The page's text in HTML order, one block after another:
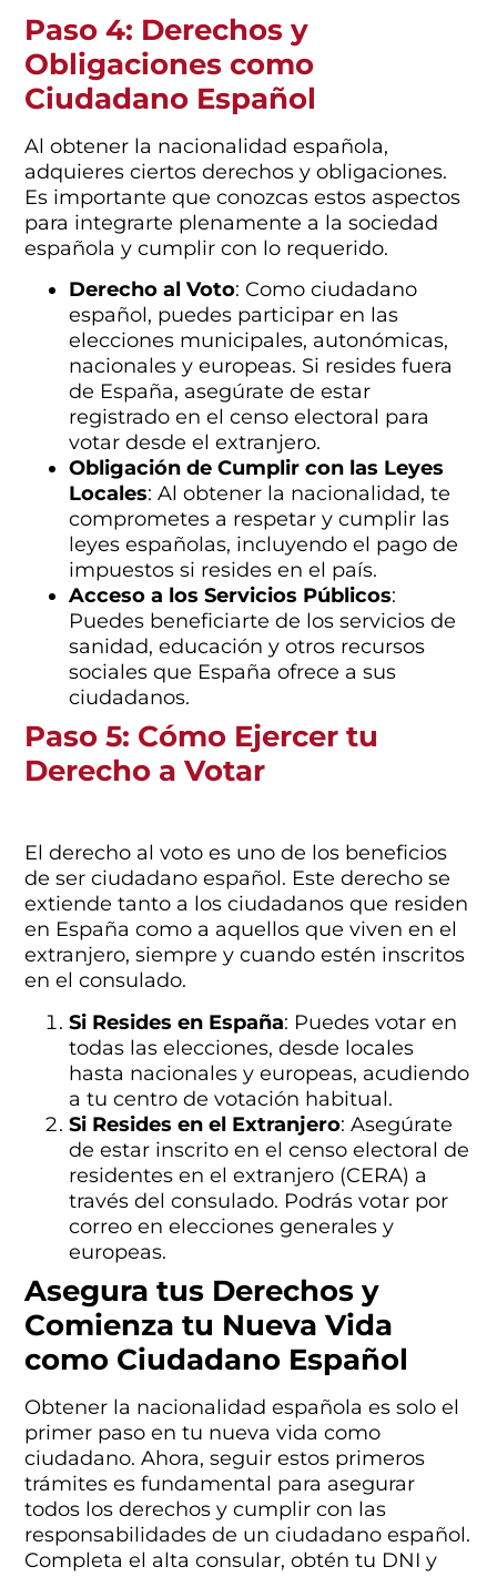
Paso 4: Derechos y
Obligaciones como
Ciudadano Español
Al obtener la nacionalidad española,
adquieres ciertos derechos y obligaciones.
Es importante que conozcas estos aspectos
para integrarte plenamente a la sociedad
española y cumplir con lo requerido.
Derecho al Voto: Como ciudadano
español, puedes participar en las
elecciones municipales, autonómicas,
nacionales y europeas. Si resides fuera
de España, asegúrate de estar
registrado en el censo electoral para
votar desde el extranjero.
Obligación de Cumplir con las Leyes
Locales: Al obtener la nacionalidad, te
comprometes a respetar y cumplir las
leyes españolas, incluyendo el pago de
impuestos si resides en el país.
Acceso a los Servicios Públicos:
Puedes beneficiarte de los servicios de
sanidad, educación y otros recursos
sociales que España ofrece a sus
ciudadanos.
Paso 5: Cómo Ejercer tu
Derecho a Votar
El derecho al voto es uno de los beneficios
de ser ciudadano español. Este derecho se
extiende tanto a los ciudadanos que residen
en España como a aquellos que viven en el
extranjero, siempre y cuando estén inscritos
en el consulado.
Si Resides en España: Puedes votar en
todas las elecciones, desde locales
hasta nacionales y europeas, acudiendo
a tu centro de votación habitual.
Si Resides en el Extranjero: Asegúrate
de estar inscrito en el censo electoral de
residentes en el extranjero (CERA) a
través del consulado. Podrás votar por
correo en elecciones generales y
europeas.
Asegura tus Derechos y
Comienza tu Nueva Vida
como Ciudadano Español
Obtener la nacionalidad española es solo el
primer paso en tu nueva vida como
ciudadano. Ahora, seguir estos primeros
trámites es fundamental para asegurar
todos los derechos y cumplir con las
responsabilidades de un ciudadano español.
Completa el alta consular, obtén tu DNI y